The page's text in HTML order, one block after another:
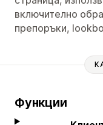
включително
препоръки,
Функции